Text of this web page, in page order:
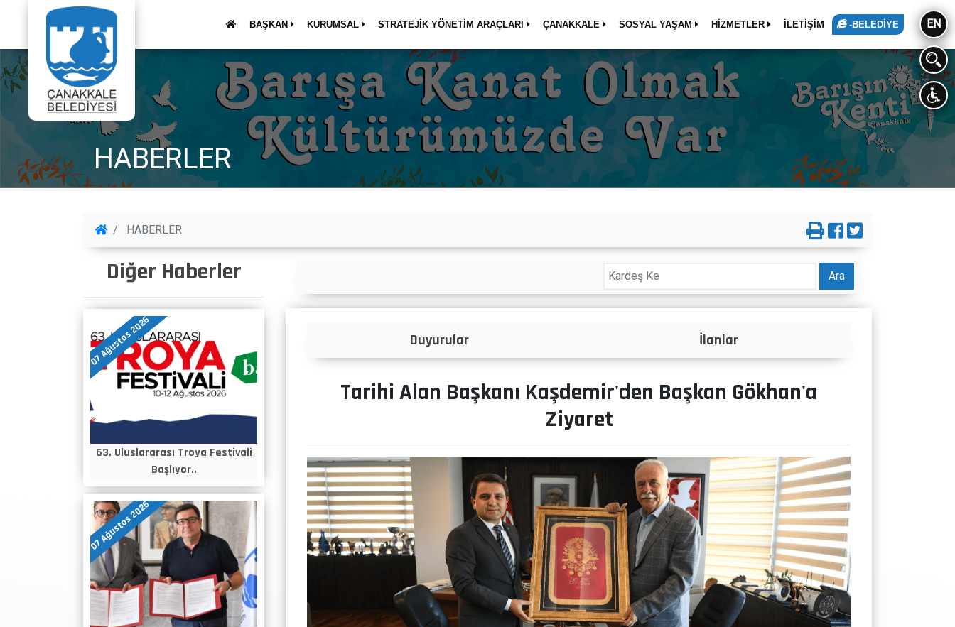
BAŞKAN KURUMSAL STRATEJİK YÖNETİM ARAÇLARI ÇANAKKALE SOSYAL YAŞAM HİZMETLER İLETİŞİM -BELEDİYE EN
HABERLER
HABERLER
Diğer Haberler
07 Ağustos 2026
63. Uluslararası Troya Festivali
Başlıyor..
07 Ağustos 2026
Ara
Duyurular İlanlar Projeler
Tarihi Alan Başkanı Kaşdemir'den Başkan Gökhan'a
Ziyaret